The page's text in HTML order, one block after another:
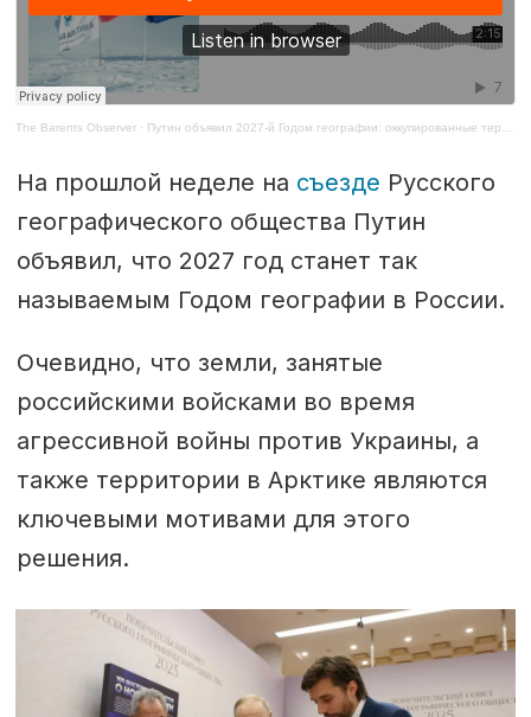
The Barents Observer · Путин объявил 2027-й Годом географии: оккупированные территории и Арктика в приоритете
На прошлой неделе на съезде Русского
географического общества Путин
объявил, что 2027 год станет так
называемым Годом географии в России.
Очевидно, что земли, занятые
российскими войсками во время
агрессивной войны против Украины, а
также территории в Арктике являются
ключевыми мотивами для этого
решения.